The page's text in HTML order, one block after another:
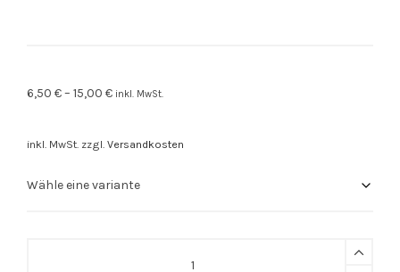
6,50 €– 15,00 € inkl. MwSt.
inkl. MwSt. zzgl. Versandkosten